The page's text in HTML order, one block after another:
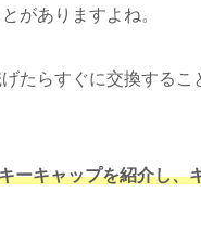
がありますよね。
たらすぐに交換するこ
ーキャップを紹介し、